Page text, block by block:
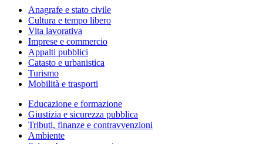
Anagrafe e stato civile
Cultura e tempo libero
Vita lavorativa
Imprese e commercio
Appalti pubblici
Catasto e urbanistica
Turismo
Mobilità e trasporti
Educazione e formazione
Giustizia e sicurezza pubblica
Tributi, finanze e contravvenzioni
Ambiente